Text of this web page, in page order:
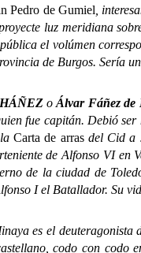
Pedro de Gumiel ,
luz meridiana
el volúmen
de Burgos. Sería
oÁlvar Fáñez
fue capitán. Debió
Carta de arras del Cid a
de Alfonso VI en
de la ciudad de
I el Batallador. Su
es el deuteragonista
codo con codo